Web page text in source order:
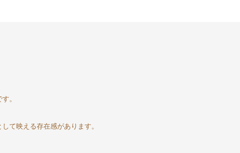
。
て映える存在感があります。